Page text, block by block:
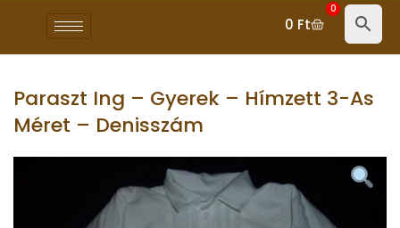
0 Ft
0
Paraszt Ing – Gyerek – Hímzett 3-As
Méret – Denisszám